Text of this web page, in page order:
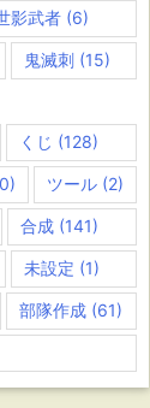
影武者(6)
鬼滅刺(15)
くじ (128)
ツール(2)
合成 (141)
未設定 (1)
部隊作成 (61)